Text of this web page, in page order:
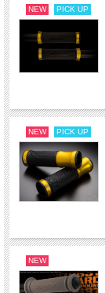
NEW PICK UP
NEW PICK UP
NEW